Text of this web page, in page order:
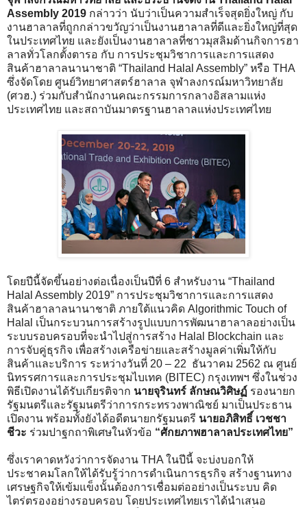
Assembly 2019 กล่าวว่า นับว่าเป็นความสำเร็จสุดยิ่งใหญ่ กับ
งานฮาลาลที่ถูกกล่าวขวัญว่าเป็นงานฮาลาลที่ดีและยิ่งใหญ่ที่สุด
ในประเทศไทย และยังเป็นงานฮาลาลที่ชาวมุสลิมด้านกิจการฮา
ลาลทั่วโลกตั้งตารอ กับ การประชุมวิชาการและการแสดง
สินค้าฮาลาลนานาชาติ “Thailand Halal Assembly” หรือ THA
ซึ่งจัดโดย ศูนย์วิทยาศาสตร์ฮาลาล จุฬาลงกรณ์มหาวิทยาลัย
(ศวฮ.) ร่วมกับสำนักงานคณะกรรมการกลางอิสลามแห่ง
ประเทศไทย และสถาบันมาตรฐานฮาลาลแห่งประเทศไทย
โดยปีนี้จัดขึ้นอย่างต่อเนื่องเป็นปีที่ 6 สำหรับงาน “Thailand
Halal Assembly 2019” การประชุมวิชาการและการแสดง
สินค้าฮาลาลนานาชาติ ภายใต้แนวคิด Algorithmic Touch of
Halal เป็นกระบวนการสร้างรูปแบบการพัฒนาฮาลาลอย่างเป็น
ระบบรอบครอบที่จะนำไปสู่การสร้าง Halal Blockchain และ
การจับคู่ธุรกิจ เพื่อสร้างเครือข่ายและสร้างมูลค่าเพิ่มให้กับ
สินค้าและบริการ ระหว่างวันที่ 20 – 22 ธันวาคม 2562 ณ ศูนย์
นิทรรศการและการประชุมไบเทค (BITEC) กรุงเทพฯ ซึ่งในช่วง
พิธีเปิดงานได้รับเกียรติจาก นายจุรินทร์ ลักษณวิศิษฏ์ รองนายก
รัฐมนตรีและรัฐมนตรีว่าการกระทรวงพาณิชย์ มาเป็นประธาน
เปิดงาน พร้อมทั้งยังได้อดีตนายกรัฐมนตรี นายอภิสิทธิ์ เวชชา
ชีวะ ร่วมปาฐกถาพิเศษในหัวข้อ “ศักยภาพฮาลาลประเทศไทย”
ซึ่งเราคาดหวังว่าการจัดงาน THA ในปีนี้ จะบ่งบอกให้
ประชาคมโลกให้ได้รับรู้ว่าการดำเนินการธุรกิจ สร้างฐานทาง
เศรษฐกิจให้เข้มแข็งนั้นต้องการเชื่อมต่ออย่างเป็นระบบ คิด
ไตร่ตรองอย่างรอบครอบ โดยประเทศไทยเราได้นำเสนอ